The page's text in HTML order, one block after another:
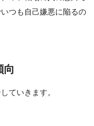
つも自己嫌悪に陥るの
向
ていきます。